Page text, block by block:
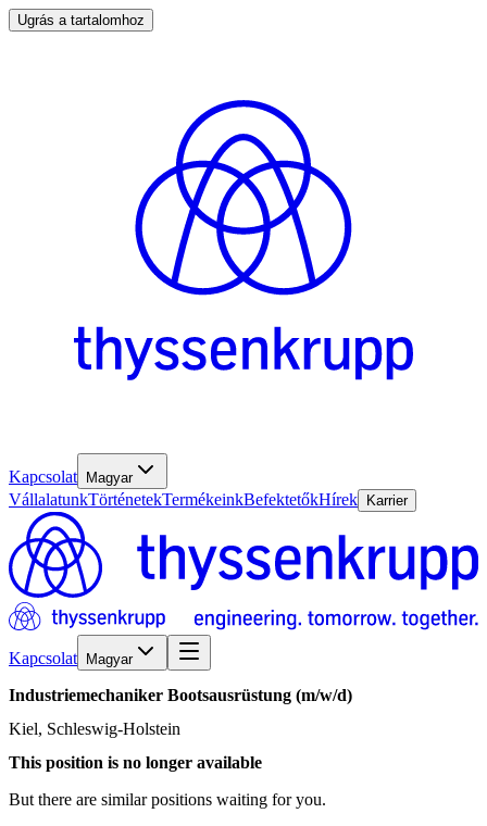
Ugrás a tartalomhoz
Kapcsolat Magyar
VállalatunkTörténetekTermékeinkBefektetőkHírek Karrier
Kapcsolat Magyar
Industriemechaniker Bootsausrüstung (m/w/d)
Kiel, Schleswig-Holstein
This position is no longer available
But there are similar positions waiting for you.